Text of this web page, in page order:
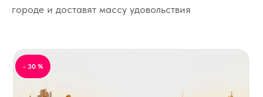
городе и доставят массу удовольствия
- 30 %